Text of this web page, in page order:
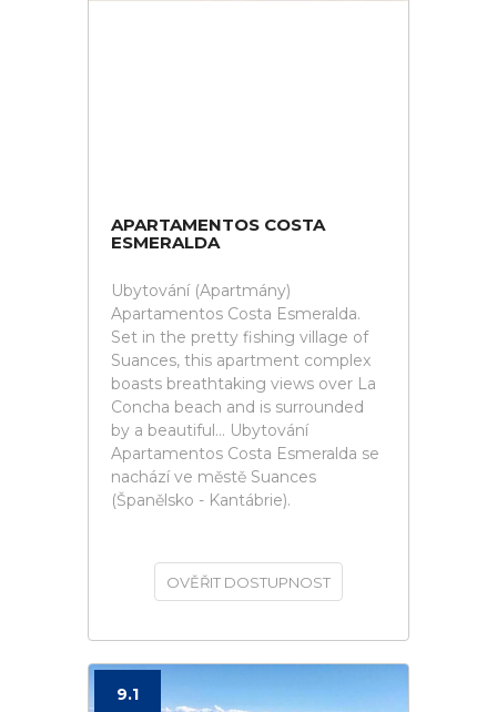
APARTAMENTOS COSTA
ESMERALDA
Ubytování (Apartmány)
Apartamentos Costa Esmeralda.
Set in the pretty fishing village of
Suances, this apartment complex
boasts breathtaking views over La
Concha beach and is surrounded
by a beautiful... Ubytování
Apartamentos Costa Esmeralda se
nachází ve městě Suances
(Španělsko - Kantábrie).
OVĚŘIT DOSTUPNOST
9.1